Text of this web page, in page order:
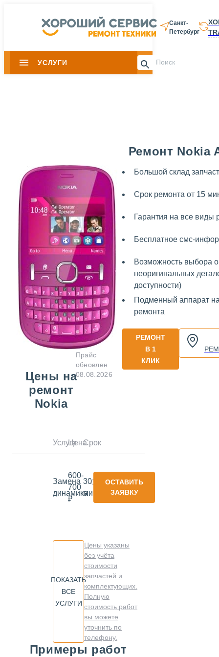
Санкт-
Петербург
УСЛУГИ 8 812 337-
Ремонт Nokia
Большой склад
Срок ремонта от 15
Гарантия на все виды
Бесплатное смс-
Возможность выбора
неоригинальных
доступности)
Подменный аппарат
ремонта
РЕМОНТ
В 1
КЛИК
Цены на
ремонт
Nokia
Прайс
обновлен
08.08.2026
УслугаЦенаСрок
Замена
динамика
600-
700
₽
30
минут
ОСТАВИТЬ
ЗАЯВКУ
ПОКАЗАТЬ
ВСЕ
УСЛУГИ
Цены указаны
без учёта
стоимости
запчастей и
комплектующих.
Полную
стоимость работ
вы можете
уточнить по
телефону.
Примеры работ